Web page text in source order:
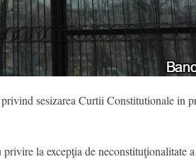
sesizarea Curtii Constitutionale
la excepţia de